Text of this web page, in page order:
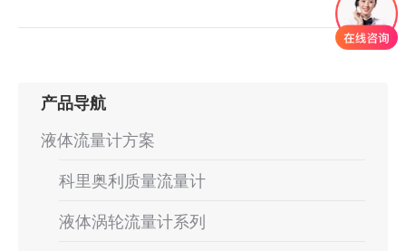
产品导航
液体流量计方案
科里奥利质量流量计
液体涡轮流量计系列